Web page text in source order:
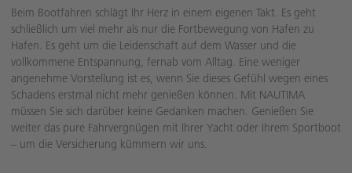
Beim Bootfahren schlägt Ihr Herz in einem eigenen Takt. Es geht
schließlich um viel mehr als nur die Fortbewegung von Hafen zu
Hafen. Es geht um die Leidenschaft auf dem Wasser und die
vollkommene Entspannung, fernab vom Alltag. Eine weniger
angenehme Vorstellung ist es, wenn Sie dieses Gefühl wegen eines
Schadens erstmal nicht mehr genießen können. Mit NAUTIMA
müssen Sie sich darüber keine Gedanken machen. Genießen Sie
weiter das pure Fahrvergnügen mit Ihrer Yacht oder Ihrem Sportboot
– um die Versicherung kümmern wir uns.